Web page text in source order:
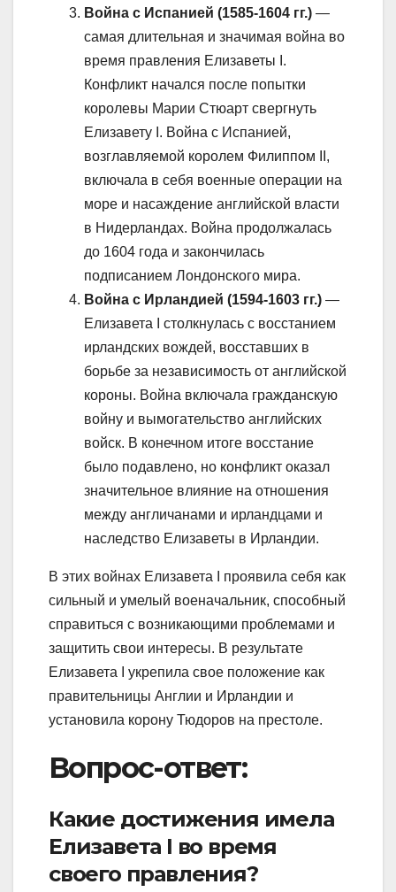
Война с Испанией (1585-1604 гг.) —
самая длительная и значимая война во
время правления Елизаветы I.
Конфликт начался после попытки
королевы Марии Стюарт свергнуть
Елизавету I. Война с Испанией,
возглавляемой королем Филиппом II,
включала в себя военные операции на
море и насаждение английской власти
в Нидерландах. Война продолжалась
до 1604 года и закончилась
подписанием Лондонского мира.
Война с Ирландией (1594-1603 гг.) —
Елизавета I столкнулась с восстанием
ирландских вождей, восставших в
борьбе за независимость от английской
короны. Война включала гражданскую
войну и вымогательство английских
войск. В конечном итоге восстание
было подавлено, но конфликт оказал
значительное влияние на отношения
между англичанами и ирландцами и
наследство Елизаветы в Ирландии.
В этих войнах Елизавета I проявила себя как
сильный и умелый военачальник, способный
справиться с возникающими проблемами и
защитить свои интересы. В результате
Елизавета I укрепила свое положение как
правительницы Англии и Ирландии и
установила корону Тюдоров на престоле.
Вопрос-ответ:
Какие достижения имела
Елизавета I во время
своего правления?